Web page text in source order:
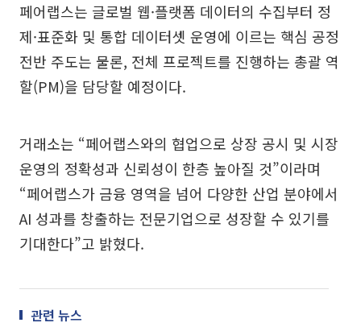
페어랩스는 글로벌 웹·플랫폼 데이터의 수집부터 정
제·표준화 및 통합 데이터셋 운영에 이르는 핵심 공정
전반 주도는 물론, 전체 프로젝트를 진행하는 총괄 역
할(PM)을 담당할 예정이다.
거래소는 “페어랩스와의 협업으로 상장 공시 및 시장
운영의 정확성과 신뢰성이 한층 높아질 것”이라며
“페어랩스가 금융 영역을 넘어 다양한 산업 분야에서
AI 성과를 창출하는 전문기업으로 성장할 수 있기를
기대한다”고 밝혔다.
관련 뉴스